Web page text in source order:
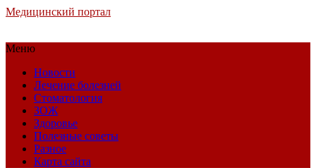
Медицинский портал
Меню
Новости
Лечение болезней
Стоматология
ЗОЖ
Здоровье
Полезные советы
Разное
Карта сайта